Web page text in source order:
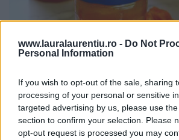
www.lauralaurentiu.ro - Do Not
Personal Information
If you wish to opt-out of the sale, sharing
processing of your personal or sensitive
targeted advertising by us, please use
section to confirm your selection. Please
opt-out request is processed you may
Dulceață de caise întregi rețetă veche
și text
20.07.2026